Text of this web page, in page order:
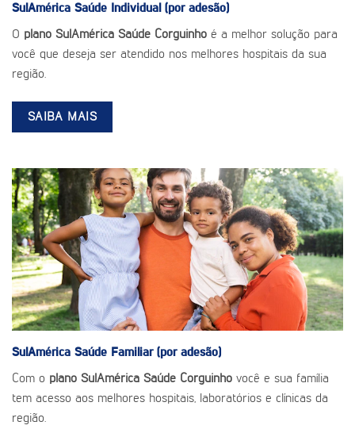
SulAmérica Saúde Individual (por adesão)
O plano SulAmérica Saúde Corguinho é a melhor solução para
você que deseja ser atendido nos melhores hospitais da sua
região.
SAIBA MAIS
SulAmérica Saúde Familiar (por adesão)
Com o plano SulAmérica Saúde Corguinho você e sua família
tem acesso aos melhores hospitais, laboratórios e clínicas da
região.